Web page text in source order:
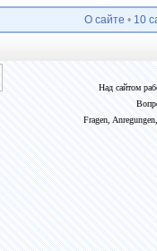
О сайте • 10
Над сайтом
Fragen,